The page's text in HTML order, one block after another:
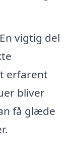
En vigtig del
erfarent
bliver
få glæde